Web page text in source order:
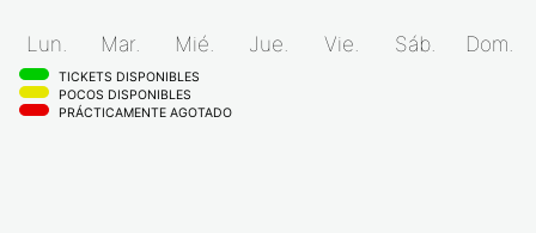
Lun. Mar. Mié. Jue. Vie. Sáb. Dom.
TICKETS DISPONIBLES
POCOS DISPONIBLES
PRÁCTICAMENTE AGOTADO